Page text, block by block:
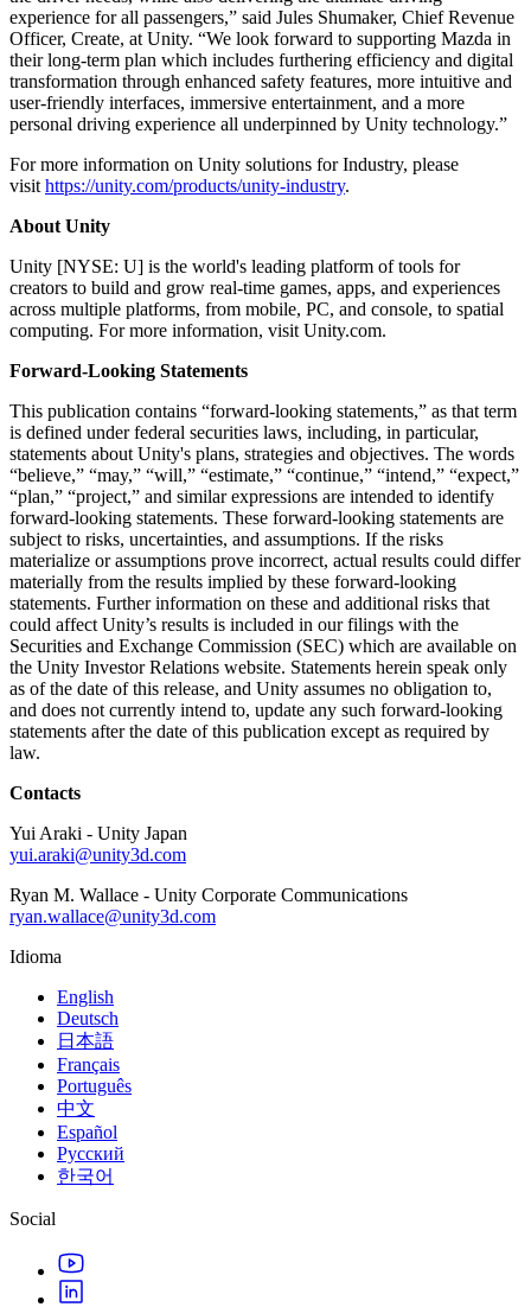
experience for all passengers,” said Jules Shumaker, Chief Revenue
Officer, Create, at Unity. “We look forward to supporting Mazda in
their long-term plan which includes furthering efficiency and digital
transformation through enhanced safety features, more intuitive and
user-friendly interfaces, immersive entertainment, and a more
personal driving experience all underpinned by Unity technology.”
For more information on Unity solutions for Industry, please
visit https://unity.com/products/unity-industry.
About Unity
Unity [NYSE: U] is the world's leading platform of tools for
creators to build and grow real-time games, apps, and experiences
across multiple platforms, from mobile, PC, and console, to spatial
computing. For more information, visit Unity.com.
Forward-Looking Statements
This publication contains “forward-looking statements,” as that term
is defined under federal securities laws, including, in particular,
statements about Unity's plans, strategies and objectives. The words
“believe,” “may,” “will,” “estimate,” “continue,” “intend,” “expect,”
“plan,” “project,” and similar expressions are intended to identify
forward-looking statements. These forward-looking statements are
subject to risks, uncertainties, and assumptions. If the risks
materialize or assumptions prove incorrect, actual results could differ
materially from the results implied by these forward-looking
statements. Further information on these and additional risks that
could affect Unity’s results is included in our filings with the
Securities and Exchange Commission (SEC) which are available on
the Unity Investor Relations website. Statements herein speak only
as of the date of this release, and Unity assumes no obligation to,
and does not currently intend to, update any such forward-looking
statements after the date of this publication except as required by
law.
Contacts
Yui Araki - Unity Japan
yui.araki@unity3d.com
Ryan M. Wallace - Unity Corporate Communications
ryan.wallace@unity3d.com
Idioma
English
Deutsch
日本語
Français
Português
中文
Español
Русский
한국어
Social